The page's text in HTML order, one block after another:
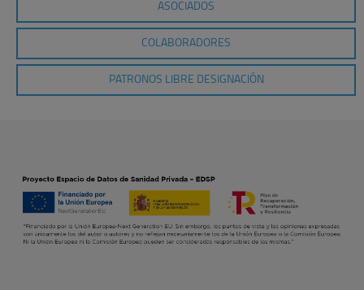
ASOCIADOS
COLABORADORES
PATRONOS LIBRE DESIGNACIÓN